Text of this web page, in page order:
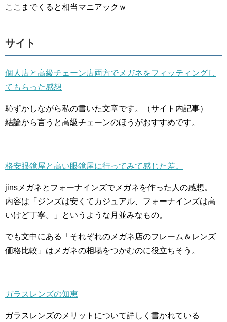
ここまでくると相当マニアックｗ
サイト
個人店と高級チェーン店両方でメガネをフィッティングし
てもらった感想
恥ずかしながら私の書いた文章です。（サイト内記事）
結論から言うと高級チェーンのほうがおすすめです。
格安眼鏡屋と高い眼鏡屋に行ってみて感じた差。
jinsメガネとフォーナインズでメガネを作った人の感想。
内容は「ジンズは安くてカジュアル、フォーナインズは高
いけど丁寧。」というような月並みなもの。
でも文中にある「それぞれのメガネ店のフレーム＆レンズ
価格比較」はメガネの相場をつかむのに役立ちそう。
ガラスレンズの知恵
ガラスレンズのメリットについて詳しく書かれている